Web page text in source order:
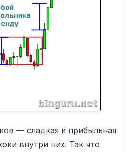
— сладкая и прибыльная
внутри них. Так что